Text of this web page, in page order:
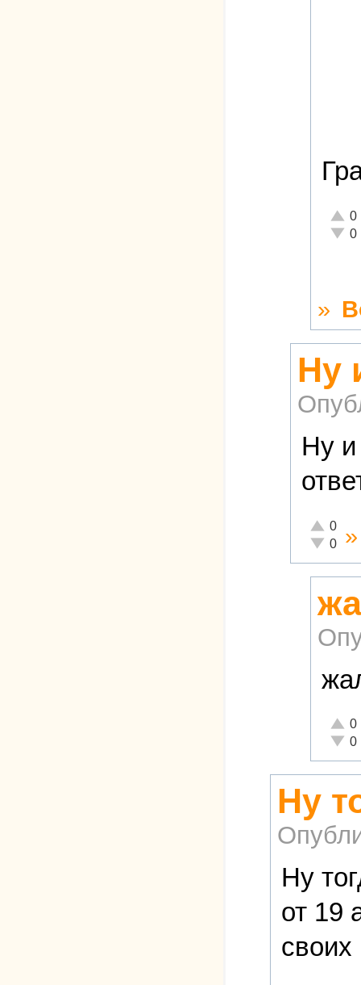
0
0
»
Ну
Ну и
Отлично!
0
0
0
0
Ну
Ну
от 19